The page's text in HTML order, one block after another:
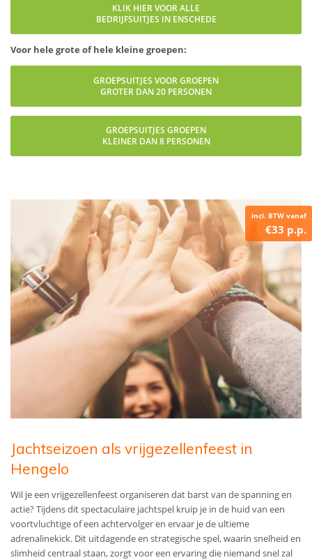
KLIK HIER VOOR ALLE
BEDRIJFSUITJES IN ENSCHEDE
Voor hele grote of hele kleine groepen:
GROEPSUITJES VOOR GROEPEN
GROTER DAN 20 PERSONEN
GROEPSUITJES GROEPEN
KLEINER DAN 8 PERSONEN
incl. BTW vanaf
€33 p.p.
Jachtseizoen als vrijgezellenfeest in
Hengelo
Wil je een vrijgezellenfeest organiseren dat barst van de spanning en
actie? Tijdens dit spectaculaire jachtspel kruip je in de huid van een
voortvluchtige of een achtervolger en ervaar je de ultieme
adrenalinekick. Dit uitdagende en strategische spel, waarin snelheid en
slimheid centraal staan, zorgt voor een ervaring die niemand snel zal